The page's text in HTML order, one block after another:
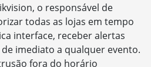
o responsável de
todas as lojas em tempo
interface, receber alertas
imediato a qualquer evento.
fora do horário